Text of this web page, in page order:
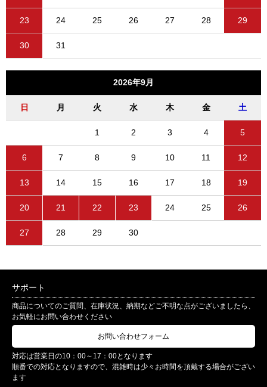
23 24 25 26 27 28 29
30 31
2026年9月
日 月 火 水 木 金 土
1 2 3 4 5
6 7 8 9 10 11 12
13 14 15 16 17 18 19
20 21 22 23 24 25 26
27 28 29 30
サポート
商品についてのご質問、在庫状況、納期などご不明な点がございましたら、
お気軽にお問い合わせください
お問い合わせフォーム
対応は営業日の10：00～17：00となります
順番での対応となりますので、混雑時は少々お時間を頂戴する場合がござい
ます